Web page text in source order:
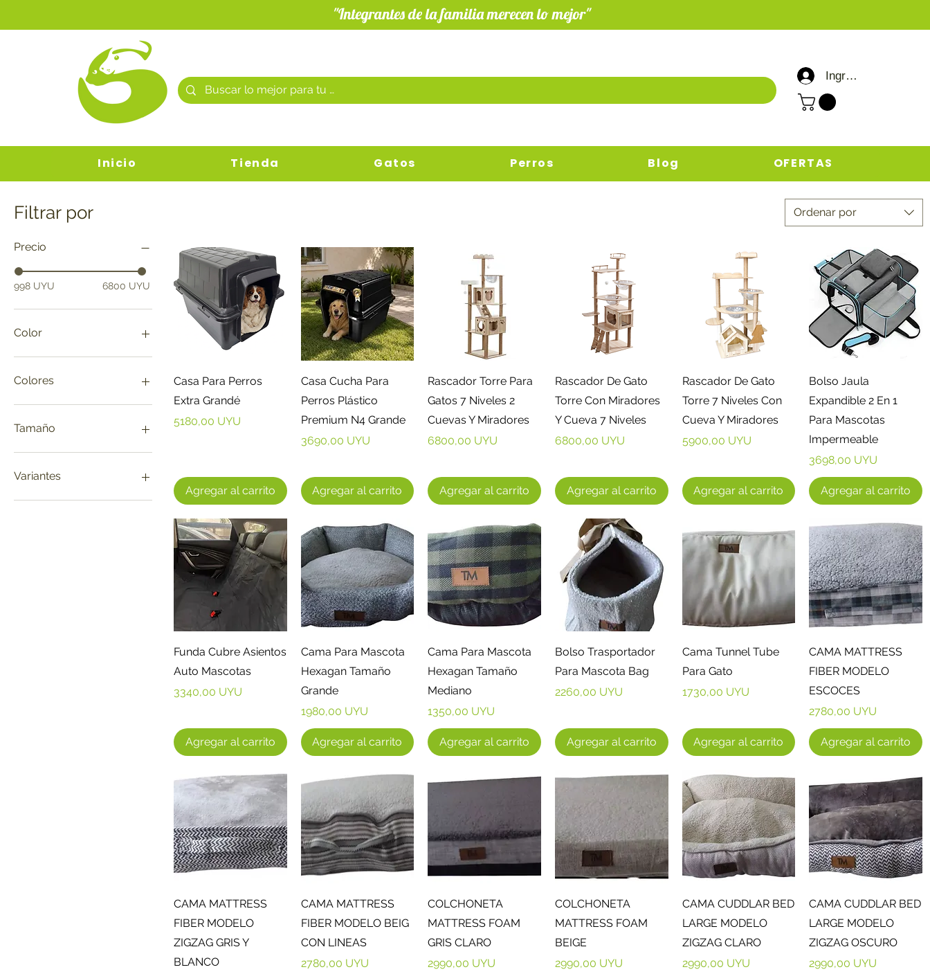
"Integrantes de la familia merecen lo mejor"
Ingresar /
Inicio Tienda Gatos Perros Blog OFERTAS
Filtrar por
Precio
998 UYU 6800 UYU
Color
Colores
Tamaño
Large
N°1
N°3
Variantes
Colores
Ordenar por
Vista rápida
Casa Para Perros
Extra Grandé
Precio
5180,00 UYU
Agregar al carrito
Vista rápida
Casa Cucha Para
Perros Plástico
Premium N4 Grande
Precio
3690,00 UYU
Agregar al carrito
Vista rápida
Rascador Torre Para
Gatos 7 Niveles 2
Cuevas Y Miradores
Precio
6800,00 UYU
Agregar al carrito
Vista rápida
Rascador De Gato
Torre Con Miradores
Y Cueva 7 Niveles
Precio
6800,00 UYU
Agregar al carrito
Vista rápida
Rascador De Gato
Torre 7 Niveles Con
Cueva Y Miradores
Precio
5900,00 UYU
Agregar al carrito
Vista rápida
Bolso Jaula
Expandible 2 En 1
Para Mascotas
Impermeable
Precio
3698,00 UYU
Agregar al carrito
Vista rápida
Funda Cubre Asientos
Auto Mascotas
Precio
3340,00 UYU
Agregar al carrito
Vista rápida
Cama Para Mascota
Hexagan Tamaño
Grande
Precio
1980,00 UYU
Agregar al carrito
Vista rápida
Cama Para Mascota
Hexagan Tamaño
Mediano
Precio
1350,00 UYU
Agregar al carrito
Vista rápida
Bolso Trasportador
Para Mascota Bag
Precio
2260,00 UYU
Agregar al carrito
Vista rápida
Cama Tunnel Tube
Para Gato
Precio
1730,00 UYU
Agregar al carrito
Vista rápida
CAMA MATTRESS
FIBER MODELO
ESCOCES
Precio
2780,00 UYU
Agregar al carrito
Vista rápida
CAMA MATTRESS
FIBER MODELO
ZIGZAG GRIS Y
BLANCO
Vista rápida
CAMA MATTRESS
FIBER MODELO BEIG
CON LINEAS
Precio
2780,00 UYU
Vista rápida
COLCHONETA
MATTRESS FOAM
GRIS CLARO
Precio
2990,00 UYU
Vista rápida
COLCHONETA
MATTRESS FOAM
BEIGE
Precio
2990,00 UYU
Vista rápida
CAMA CUDDLAR BED
LARGE MODELO
ZIGZAG CLARO
Precio
2990,00 UYU
Vista rápida
CAMA CUDDLAR BED
LARGE MODELO
ZIGZAG OSCURO
Precio
2990,00 UYU